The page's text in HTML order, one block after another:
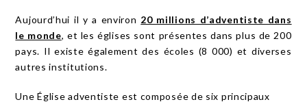
Aujourd’hui il y a environ 20 millions d’adventiste dans
le monde, et les églises sont présentes dans plus de 200
pays. Il existe également des écoles (8 000) et diverses
autres institutions.
Une Église adventiste est composée de six principaux